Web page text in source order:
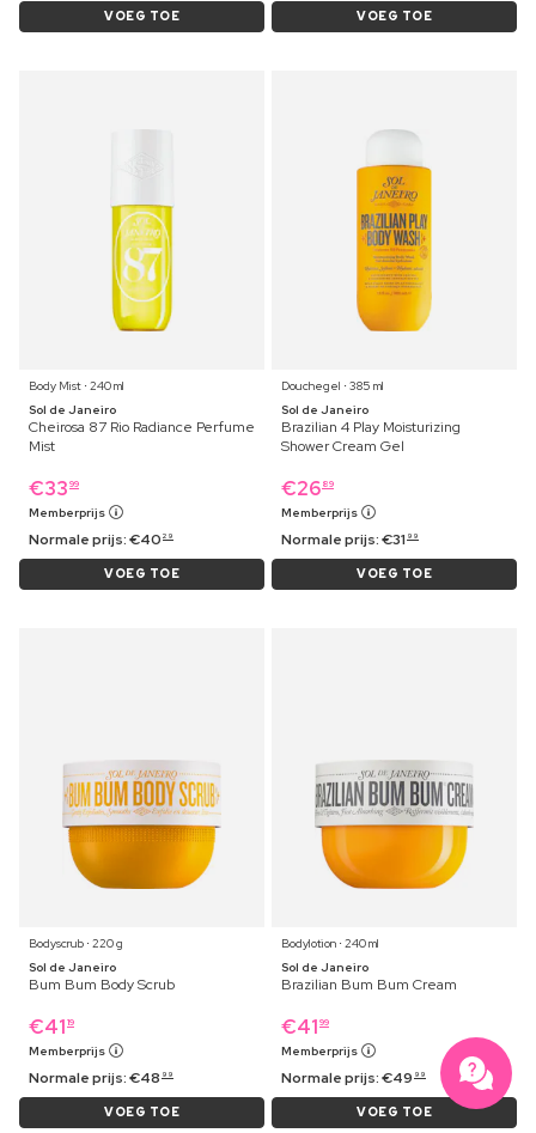
VOEG TOE VOEG TOE
Body Mist ⋅ 240 ml
Sol de Janeiro
Cheirosa 87 Rio Radiance Perfume
Mist
€33 99
Memberprijs
Normale prijs:€40 29
VOEG TOE
Douchegel ⋅ 385 ml
Sol de Janeiro
Brazilian 4 Play Moisturizing
Shower Cream Gel
€26 89
Memberprijs
Normale prijs:€31 99
VOEG TOE
Bodyscrub ⋅ 220 g
Sol de Janeiro
Bum Bum Body Scrub
€41 19
Memberprijs
Normale prijs:€48 99
VOEG TOE
Bodylotion ⋅ 240 ml
Sol de Janeiro
Brazilian Bum Bum Cream
€41 99
Memberprijs
Normale prijs:€49 99
VOEG TOE